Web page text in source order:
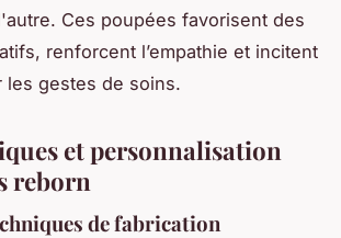
Ces poupées favorisent des
renforcent l’empathie et incitent
les gestes de soins.
et personnalisation
reborn
de fabrication